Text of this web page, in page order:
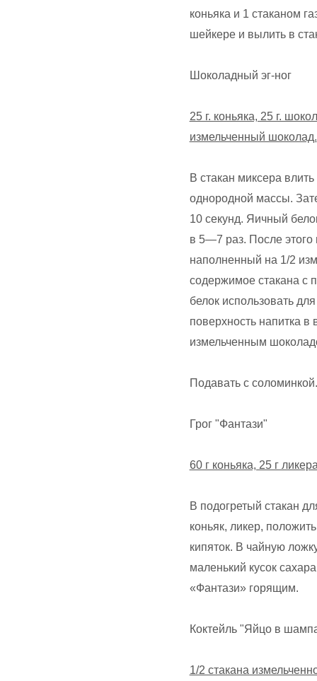
коньяка и 1 стаканом
шейкере и вылить в
Шоколадный эг-ног
25 г. коньяка, 25 г.
измельченный шоколад.
В стакан миксера
однородной массы.
10 секунд. Яичный
в 5—7 раз. После этого
наполненный на 1/2
содержимое стакана с
белок использовать
поверхность напитка
измельченным
Подавать с соломинкой.
Грог "Фантази"
60 г коньяка, 25 г
В подогретый стакан
коньяк, ликер,
кипяток. В чайную
маленький кусок
«Фантази» горящим.
Коктейль "Яйцо в
1/2 стакана